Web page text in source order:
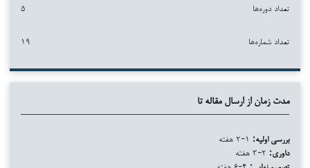
تعداد دوره‌ها ۵
تعداد شماره‌ها ۱۹
مدت زمان از ارسال مقاله تا
بررسی اولیه:
داوری:
تصمیم نهایی: